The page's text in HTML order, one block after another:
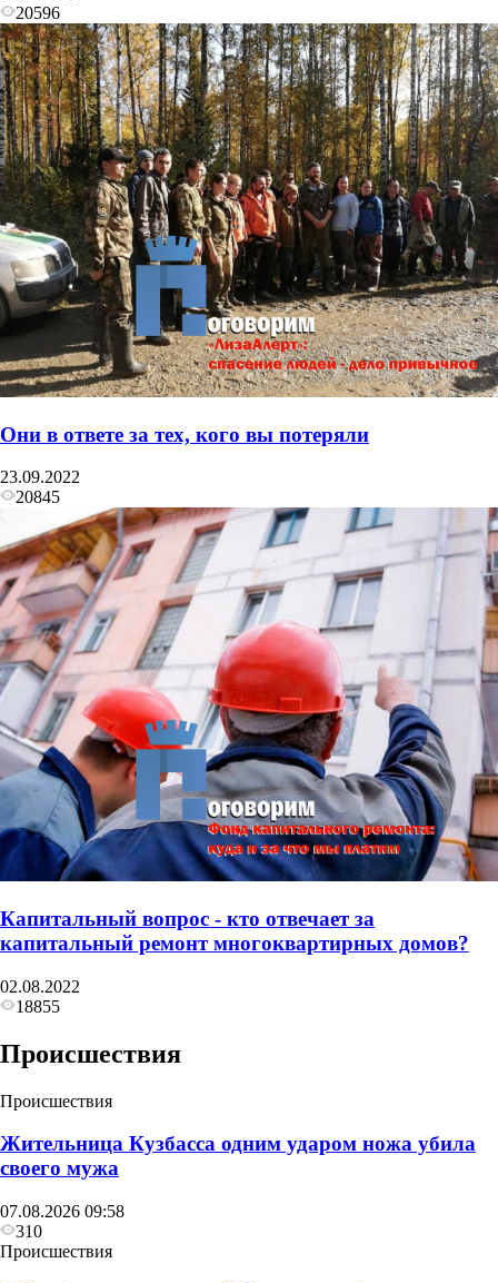
20596
Они в ответе за тех, кого вы потеряли
23.09.2022
20845
Капитальный вопрос - кто отвечает за
капитальный ремонт многоквартирных домов?
02.08.2022
18855
Происшествия
Происшествия
Жительница Кузбасса одним ударом ножа убила
своего мужа
07.08.2026 09:58
310
Происшествия